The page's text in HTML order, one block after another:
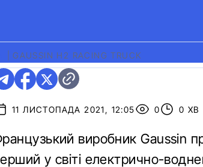
GAUSSIN H2 RACING TRUCK
11 ЛИСТОПАДА 2021, 12:05 0 0 ХВ
виробник Gaussin
у світі електрично-